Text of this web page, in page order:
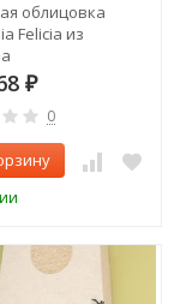
облицовка
Felicia из
₽
0